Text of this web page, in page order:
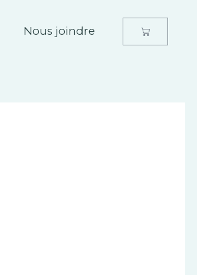
Nous joindre Panier